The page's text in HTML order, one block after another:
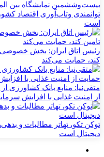
بیست‌وششمین نمایشگاه بین
توانمندی وتاب‌آوری اقتصاد
است
رئیس اتاق ایران: بخش خصوصی
کند، حمایت می‌کند
متقی‌نیا: منابع بانک کشاورزی
از امنیت غذایی با افزایش
توکن تکو، تهاتر مطالبات و
دیجیتال است